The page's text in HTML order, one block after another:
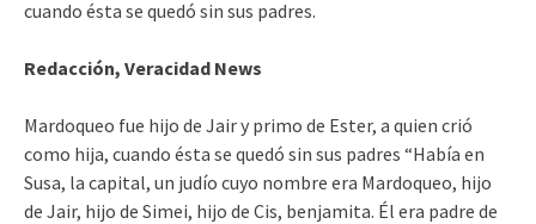
cuando ésta se quedó sin sus padres.
Redacción, Veracidad News
Mardoqueo fue hijo de Jair y primo de Ester, a quien crió
como hija, cuando ésta se quedó sin sus padres “Había en
Susa, la capital, un judío cuyo nombre era Mardoqueo, hijo
de Jair, hijo de Simei, hijo de Cis, benjamita. Él era padre de